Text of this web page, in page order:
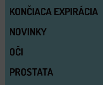
KONČIACA EXPIRÁCIA
NOVINKY
OČI
PROSTATA